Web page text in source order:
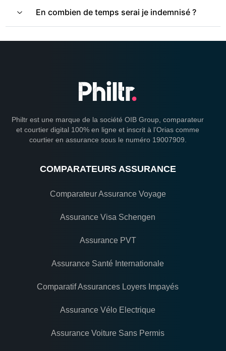
En combien de temps serai je indemnisé ?
Philtr est une marque de la société OIB Group, comparateur
et courtier digital 100% en ligne et inscrit à l’Orias comme
courtier en assurance sous le numéro 19007909.
COMPARATEURS ASSURANCE
Comparateur Assurance Voyage
Assurance Visa Schengen
Assurance PVT
Assurance Santé Internationale
Comparatif Assurances Loyers Impayés
Assurance Vélo Electrique
Assurance Voiture Sans Permis